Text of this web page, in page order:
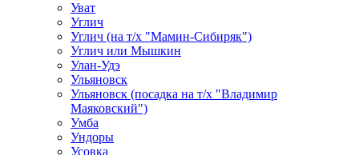
Уват
Углич
Углич (на т/х "Мамин-Сибиряк")
Углич или Мышкин
Улан-Удэ
Ульяновск
Ульяновск (посадка на т/х "Владимир
Маяковский")
Умба
Ундоры
Усовка